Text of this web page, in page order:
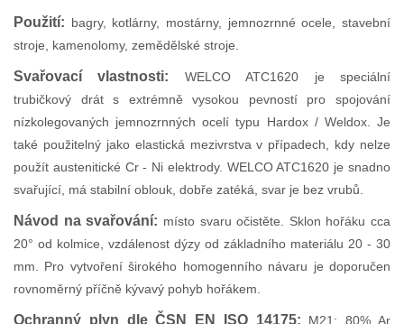
Použití: bagry, kotlárny, mostárny, jemnozrnné ocele, stavební
stroje, kamenolomy, zemědělské stroje.
Svařovací vlastnosti: WELCO ATC1620 je speciální
trubičkový drát s extrémně vysokou pevností pro spojování
nízkolegovaných jemnozrnných ocelí typu Hardox / Weldox. Je
také použitelný jako elastická mezivrstva v případech, kdy nelze
použít austenitické Cr - Ni elektrody. WELCO ATC1620 je snadno
svařující, má stabilní oblouk, dobře zatéká, svar je bez vrubů.
Návod na svařování: místo svaru očistěte. Sklon hořáku cca
20° od kolmice, vzdálenost dýzy od základního materiálu 20 - 30
mm. Pro vytvoření širokého homogenního návaru je doporučen
rovnoměrný příčně kývavý pohyb hořákem.
Ochranný plyn dle ČSN EN ISO 14175: M21: 80% Ar